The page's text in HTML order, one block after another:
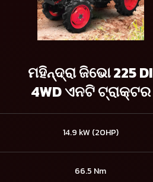
ମହିନ୍ଦ୍ରା ଜିଭୋ 225 DI
4WD ଏନଟି ଟ୍ରାକ୍ଟର
14.9 kW (20HP)
66.5 Nm